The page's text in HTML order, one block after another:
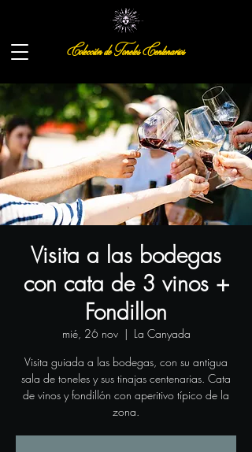
Colección de Toneles Centenarios
Visita a las bodegas
con cata de 3 vinos +
Fondillon
mié, 26 nov
  |
La Canyada
Visita guiada a las bodegas, con su antigua
sala de toneles y sus tinajas centenarias. Cata
de vinos y fondillón con aperitivo típico de la
zona.